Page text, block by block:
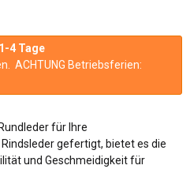
1-4 Tage
ACHTUNG Betriebsferien:
für Ihre
gefertigt, bietet es die
und Geschmeidigkeit für